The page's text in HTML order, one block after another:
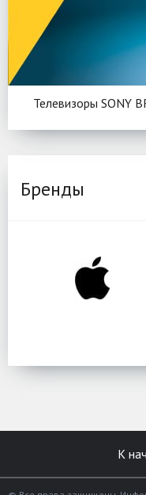
Телевизоры SONY
Бренды
К